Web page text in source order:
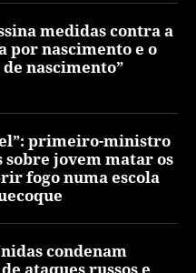
medidas contra a
por nascimento e o
nascimento”
primeiro-ministro
sobre jovem matar os
fogo numa escola
condenam